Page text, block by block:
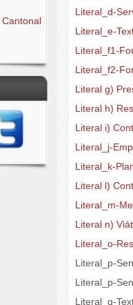
Literal_d-
Literal_e-
Literal_f1-
Literal_f2-
Literal g)
Literal h)
Literal i)
Literal_j-
Literal_k-
Literal l)
Literal_m-
Literal n)
Literal_o-
Literal_p-
Literal_p-
Literal_q-